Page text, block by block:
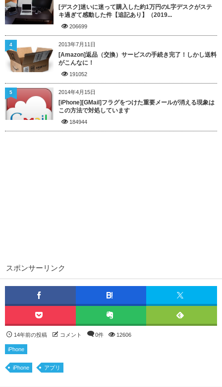
[デスク]迷いに迷って購入した約1万円のL字デスクがステ
キ過ぎて感動した件【追記あり】（2019...
206699
2013年7月11日
[Amazon]返品（交換）サービスの手続き完了！しかし送料
がこんなに！
191052
4
2014年4月15日
[iPhone][GMail]フラグをつけた重要メールが消える現象は
この方法で対処しています
184944
5
スポンサーリンク
14年前の投稿 コメント 0件 12606
iPhone
iPhone アプリ